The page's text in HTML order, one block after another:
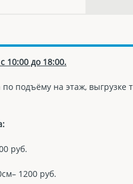
10:00 до 18:00.
подъёму на этаж, выгрузке
руб.
1200 руб.